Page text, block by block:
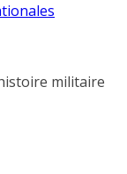
militaire